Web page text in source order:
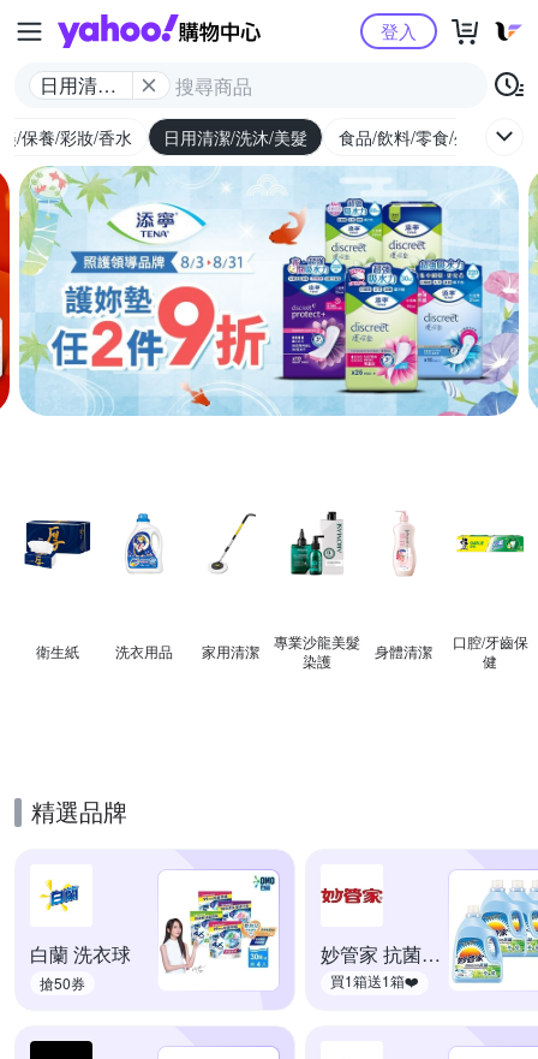
Yahoo購物中心
日用清潔/
登入
/保養/彩妝/香水 日用清潔/洗沐/美髮 食品/飲料/零食/生鮮
衛生紙 洗衣用品 家用清潔
專業沙龍美髮
染護
身體清潔
口腔/牙齒保
健
精選品牌
白蘭 洗衣球
搶50券
妙管家 抗菌防霉
買1箱送1箱❤️